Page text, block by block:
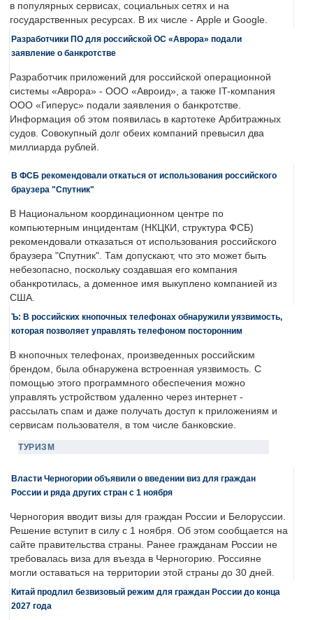
в популярных сервисах, социальных сетях и на
государственных ресурсах. В их числе - Apple и Google.
Разработчики ПО для российской ОС «Аврора» подали
заявление о банкротстве
Разработчик приложений для российской операционной
системы «Аврора» - ООО «Авроид», а также IT-компания
ООО «Гиперус» подали заявления о банкротстве.
Информация об этом появилась в картотеке Арбитражных
судов. Совокупный долг обеих компаний превысил два
миллиарда рублей.
В ФСБ рекомендовали откаться от использования российского
браузера "Спутник"
В Национальном координационном центре по
компьютерным инцидентам (НКЦКИ, структура ФСБ)
рекомендовали отказаться от использования российского
браузера "Спутник". Там допускают, что это может быть
небезопасно, поскольку создавшая его компания
обанкротилась, а доменное имя выкуплено компанией из
США.
Ъ: В российских кнопочных телефонах обнаружили уязвимость,
которая позволяет управлять телефоном посторонним
В кнопочных телефонах, произведенных российским
брендом, была обнаружена встроенная уязвимость. С
помощью этого программного обеспечения можно
управлять устройством удаленно через интернет -
рассылать спам и даже получать доступ к приложениям и
сервисам пользователя, в том числе банковские.
ТУРИЗМ
Власти Черногории объявили о введении виз для граждан
России и ряда других стран с 1 ноября
Черногория вводит визы для граждан России и Белоруссии.
Решение вступит в силу с 1 ноября. Об этом сообщается на
сайте правительства страны. Ранее гражданам России не
требовалась виза для въезда в Черногорию. Россияне
могли оставаться на территории этой страны до 30 дней.
Китай продлил безвизовый режим для граждан России до конца
2027 года